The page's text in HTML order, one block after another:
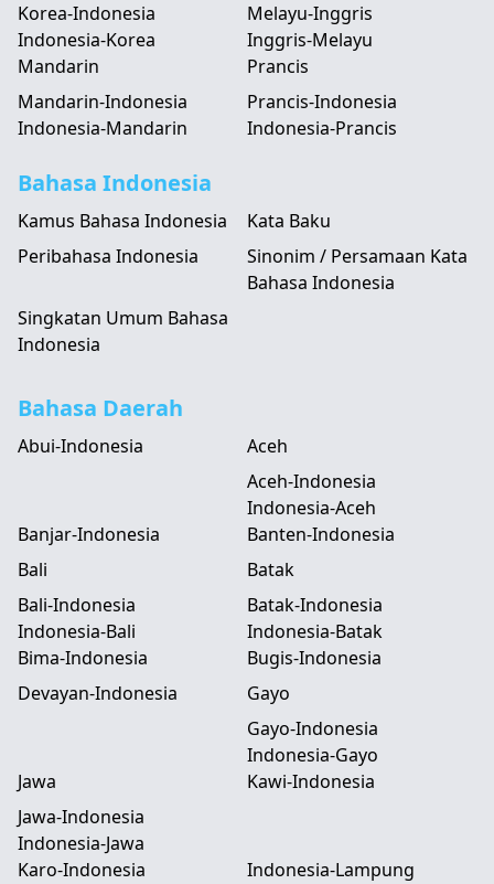
Korea-Indonesia
Indonesia-Korea
Melayu-Inggris
Inggris-Melayu
Mandarin
Mandarin-Indonesia
Indonesia-Mandarin
Prancis
Prancis-Indonesia
Indonesia-Prancis
Bahasa Indonesia
Kamus Bahasa Indonesia
Kata Baku
Peribahasa Indonesia
Sinonim / Persamaan Kata
Bahasa Indonesia
Singkatan Umum Bahasa
Indonesia
Bahasa Daerah
Abui-Indonesia
Aceh
Aceh-Indonesia
Indonesia-Aceh
Banjar-Indonesia
Banten-Indonesia
Bali
Bali-Indonesia
Indonesia-Bali
Batak
Batak-Indonesia
Indonesia-Batak
Bima-Indonesia
Bugis-Indonesia
Devayan-Indonesia
Gayo
Gayo-Indonesia
Indonesia-Gayo
Jawa
Jawa-Indonesia
Indonesia-Jawa
Kawi-Indonesia
Karo-Indonesia
Indonesia-Lampung